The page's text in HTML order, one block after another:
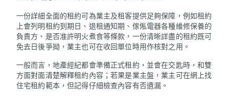
一份詳細全面的租約可為業主及租客提供足夠保障，例如租約
上會列明租約到期日、退租通知期、傢俬電器各種維修保養的
負責方、是否准許明火煮食等條款，一份清晰詳盡的租約既可
免去日後爭拗，業主也可在收回單位時用作核對之用。
一般而言，地產經紀都會準備正式租約，並會在交匙時，和雙
方面對面清楚解釋租約內容；若果是業主盤，業主可在網上找
住宅租約範本，但記得仔細檢查內容有否遺漏。